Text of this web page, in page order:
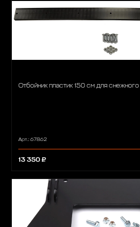
Отбойник пластик 150 см для снежного
Арт.: 67862
13 350 ₽